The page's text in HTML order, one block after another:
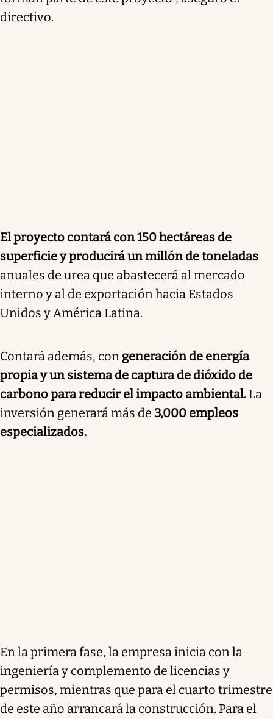
directivo.
El proyecto contará con 150 hectáreas de
superficie y producirá un millón de toneladas
anuales de urea que abastecerá al mercado
interno y al de exportación hacia Estados
Unidos y América Latina.
Contará además, con generación de energía
propia y un sistema de captura de dióxido de
carbono para reducir el impacto ambiental. La
inversión generará más de 3,000 empleos
especializados.
En la primera fase, la empresa inicia con la
ingeniería y complemento de licencias y
permisos, mientras que para el cuarto trimestre
de este año arrancará la construcción. Para el